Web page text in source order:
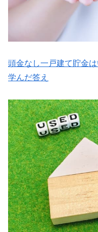
頭金なし一戸建て貯金
学んだ答え